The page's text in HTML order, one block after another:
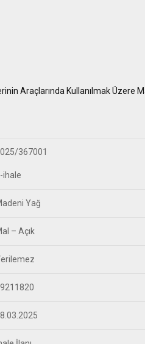
Araçlarında Kullanılmak Üzere
367001
ihale
Yağ
– Açık